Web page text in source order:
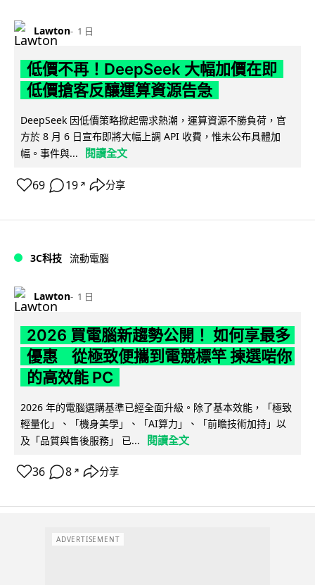
Lawton 1 日
低價不再！DeepSeek 大幅加價在即
低價搶客反釀運算資源告急
DeepSeek 因低價策略掀起需求熱潮，運算資源不勝負荷，官
方於 8 月 6 日宣布即將大幅上調 API 收費，惟未公布具體加
幅。事件與...
閱讀全文
69 19 ↗ 分享
3C科技 流動電腦
Lawton 1 日
2026 買電腦新趨勢公開！ 如何享最多
優惠 從極致便攜到電競標竿 揀選啱你
的高效能 PC
2026 年的電腦選購基準已經全面升級。除了基本效能，「極致
輕量化」、「機身美學」、「AI算力」、「前瞻技術加持」以
及「品質與售後服務」 已...
閱讀全文
36 8 ↗ 分享
ADVERTISEMENT